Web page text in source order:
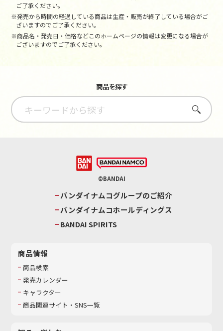
ご了承ください。
※発売から時間の経過している商品は生産・販売が終了している場合がご
ざいますのでご了承ください。
※商品名・発売日・価格などこのホームページの情報は変更になる場合が
ございますのでご了承ください。
商品を探す
さがす
©BANDAI
バンダイナムコグループのご紹介
バンダイナムコホールディングス
BANDAI SPIRITS
商品情報
商品検索
発売カレンダー
キャラクター
商品関連サイト・SNS一覧